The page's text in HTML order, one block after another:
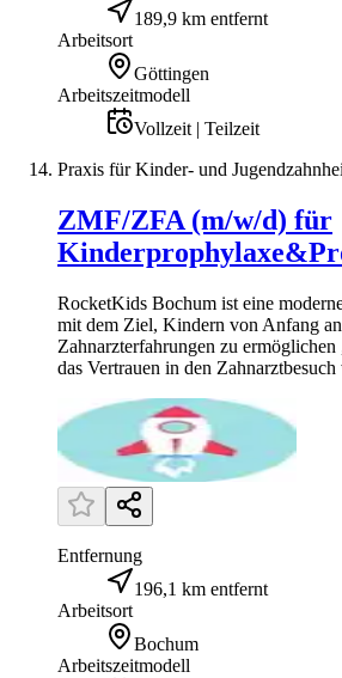
189,9 km entfernt
Arbeitsort
Göttingen
Arbeitszeitmodell
Vollzeit | Teilzeit
Praxis für Kinder- und
ZMF/ZFA (m/w/d) für
RocketKids Bochum ist eine
mit dem Ziel, Kindern von Anfang
Zahnarzterfahrungen zu
das Vertrauen in den Zahnarztbesuch
Entfernung
196,1 km entfernt
Arbeitsort
Bochum
Arbeitszeitmodell